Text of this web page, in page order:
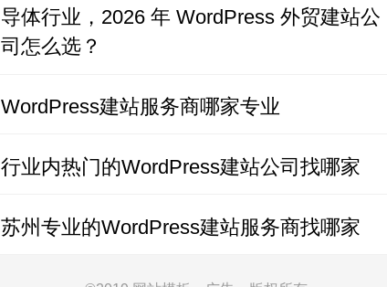
导体行业，2026 年 WordPress 外贸建站公
司怎么选？
WordPress建站服务商哪家专业
行业内热门的WordPress建站公司找哪家
苏州专业的WordPress建站服务商找哪家